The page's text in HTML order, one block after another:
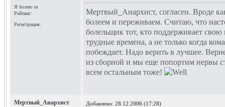
Я болею за
Рейтинг:
Регистрация:
Мертвый_Анархист, согласен. Вроде
болеем и переживаем. Считаю, что
болельщик тот, кто поддерживает свою
трудные времена, а не только когда
побеждает. Надо верить в лучшее.
из сборной и мы еще попортим нервы
всем остальным тоже!
Мертвый_Анархист Добавлено: 28.12.2006 (17:28)